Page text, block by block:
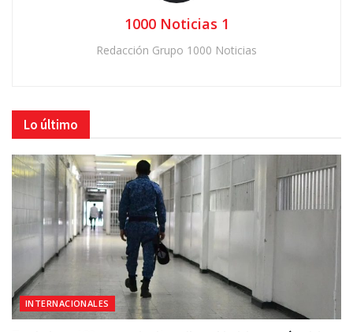
1000 Noticias 1
Redacción Grupo 1000 Noticias
Lo último
INTERNACIONALES